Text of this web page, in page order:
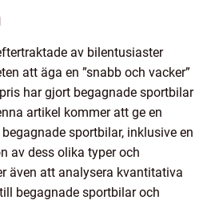
av bilentusiaster
att äga en ”snabb och vacker”
har gjort begagnade sportbilar
artikel kommer att ge en
sportbilar, inklusive en
av dess olika typer och
även att analysera kvantitativa
begagnade sportbilar och